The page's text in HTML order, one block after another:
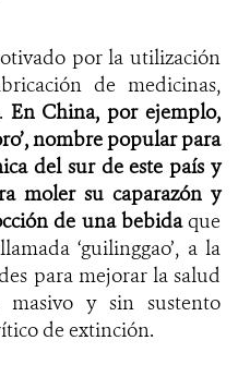
por la utilización
de medicinas,
En China, por ejemplo,
nombre popular para
del sur de este país y
moler su caparazón y
de una bebidaque
‘guilinggao’, a la
para mejorar la salud
y sin sustento
de extinción.